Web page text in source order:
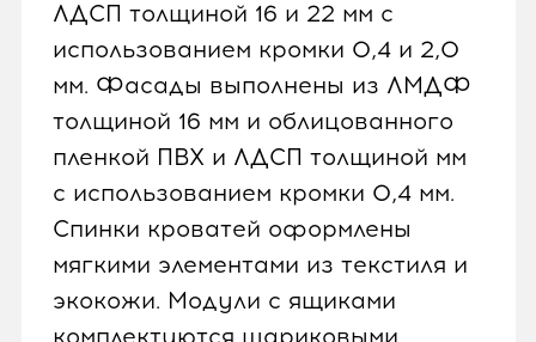
ЛДСП толщиной 16 и 22 мм с
использованием кромки 0,4 и 2,0
мм. Фасады выполнены из ЛМДФ
толщиной 16 мм и облицованного
пленкой ПВХ и ЛДСП толщиной мм
с использованием кромки 0,4 мм.
Спинки кроватей оформлены
мягкими элементами из текстиля и
экокожи. Модули с ящиками
комплектуются шариковыми